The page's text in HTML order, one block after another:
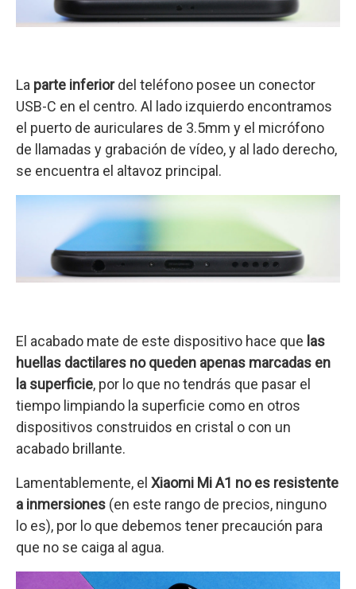
La parte inferiordel teléfono posee un conector
USB-C en el centro. Al lado izquierdo encontramos
el puerto de auriculares de 3.5mm y el micrófono
de llamadas y grabación de vídeo, y al lado derecho,
se encuentra el altavoz principal.
El acabado mate de este dispositivo hace que las
huellas dactilares no queden apenas marcadas en
la superficie, por lo que no tendrás que pasar el
tiempo limpiando la superficie como en otros
dispositivos construidos en cristal o con un
acabado brillante.
Lamentablemente, el Xiaomi Mi A1 no es resistente
a inmersiones (en este rango de precios, ninguno
lo es), por lo que debemos tener precaución para
que no se caiga al agua.